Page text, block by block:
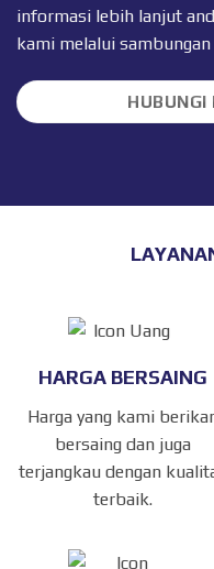
informasi lebih lanjut
kami melalui
HUBUNGI
HARGA BERSAING
Harga yang kami
bersaing dan juga
terjangkau dengan
terbaik.